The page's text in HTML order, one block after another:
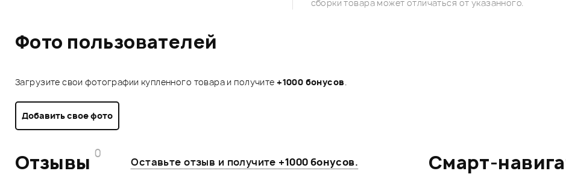
сборки товара может отличаться от указанного.
Фото пользователей
Загрузите свои фотографии купленного товара и получите+1000 бонусов.
Добавить свое фото
Отзывы 0
Оставьте отзыв и получите +1000 бонусов. Смарт-